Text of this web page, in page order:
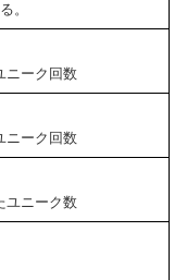
。
ニーク回数
ニーク回数
ユニーク数